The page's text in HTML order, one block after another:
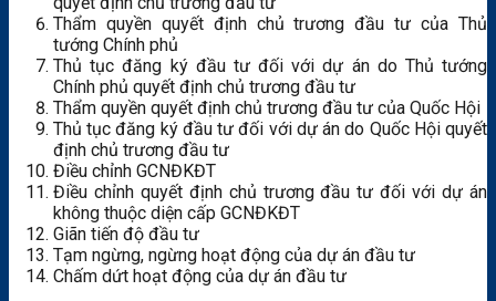
Thẩm quyền quyết định chủ trương đầu tư của Thủ
tướng Chính phủ
Thủ tục đăng ký đầu tư đối với dự án do Thủ tướng
Chính phủ quyết định chủ trương đầu tư
Thẩm quyền quyết định chủ trương đầu tư của Quốc Hội
Thủ tục đăng ký đầu tư đối với dự án do Quốc Hội quyết
định chủ trương đầu tư
Điều chỉnh GCNĐKĐT
Điều chỉnh quyết định chủ trương đầu tư đối với dự án
không thuộc diện cấp GCNĐKĐT
Giãn tiến độ đầu tư
Tạm ngừng, ngừng hoạt động của dự án đầu tư
Chấm dứt hoạt động của dự án đầu tư